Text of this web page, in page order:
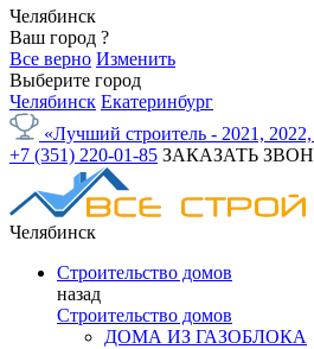
Челябинск
Ваш город ?
Все верно Изменить
Выберите город
Челябинск Екатеринбург
«Лучший строитель - 2021,
+7 (351) 220-01-85 ЗАКАЗАТЬ
Челябинск
Строительство домов
назад
Строительство домов
ДОМА ИЗ ГАЗОБЛОКА